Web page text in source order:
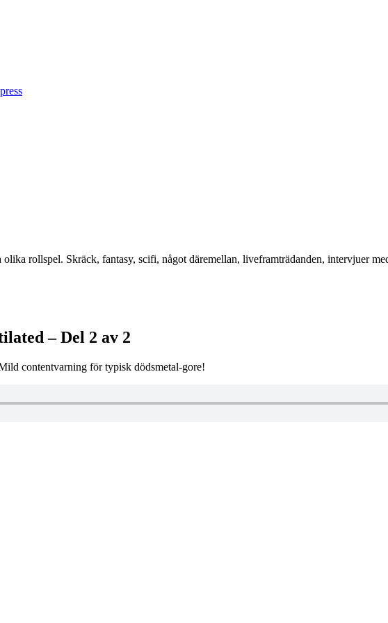
rollspel. Skräck, fantasy, scifi, något däremellan, liveframträdanden, intervjuer
– Del 2 av 2
contentvarning för typisk dödsmetal-gore!